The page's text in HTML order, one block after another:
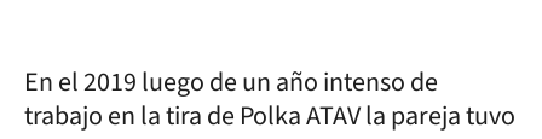
En el 2019 luego de un año intenso de
trabajo en la tira de Polka ATAV la pareja tuvo